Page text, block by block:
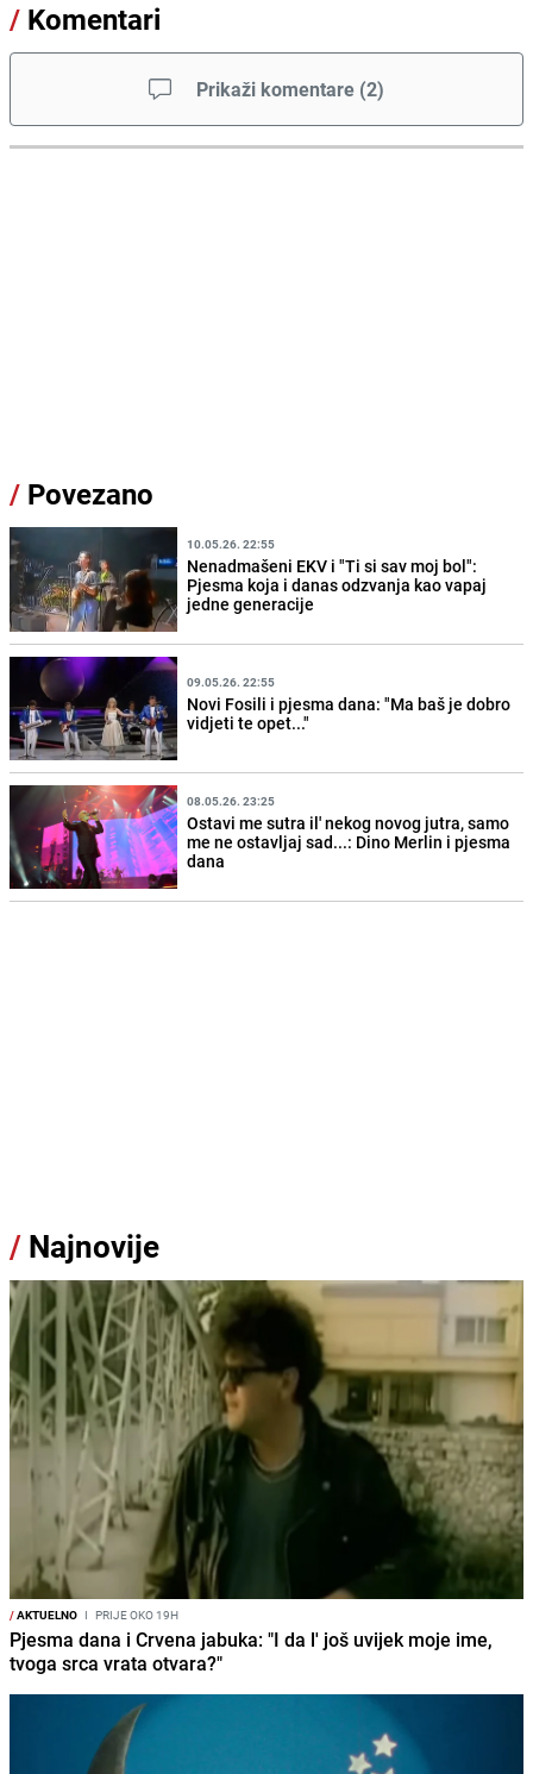
/ Komentari
Prikaži komentare (2)
/ Povezano
10.05.26. 22:55
Nenadmašeni EKV i "Ti si sav moj bol":
Pjesma koja i danas odzvanja kao vapaj
jedne generacije
09.05.26. 22:55
Novi Fosili i pjesma dana: "Ma baš je dobro
vidjeti te opet..."
08.05.26. 23:25
Ostavi me sutra il' nekog novog jutra, samo
me ne ostavljaj sad...: Dino Merlin i pjesma
dana
/ Najnovije
/AKTUELNO I PRIJE OKO 19H
Pjesma dana i Crvena jabuka: "I da l' još uvijek moje ime,
tvoga srca vrata otvara?"